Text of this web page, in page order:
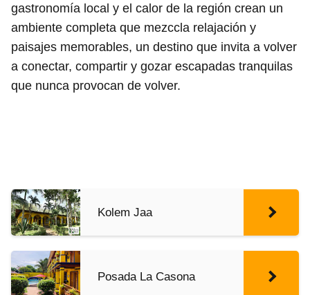
gastronomía local y el calor de la región crean un
ambiente completa que mezccla relajación y
paisajes memorables, un destino que invita a volver
a conectar, compartir y gozar escapadas tranquilas
que nunca provocan de volver.
Kolem Jaa
Posada La Casona